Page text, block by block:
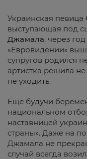
Украинская певица
выступающая под
Джамала, через
«Евровидении»
супругов родился
артистка решила
не уходить.
Еще будучи
национальном
наставницей
страны». Даже на
Джамала не
случай всегда